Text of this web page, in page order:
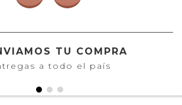
TU COMPRA
a todo el país